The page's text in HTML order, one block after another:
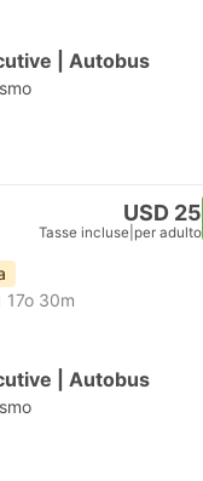
| Autobus
USD 25
Tasse incluse per adulto
17o 30m
| Autobus